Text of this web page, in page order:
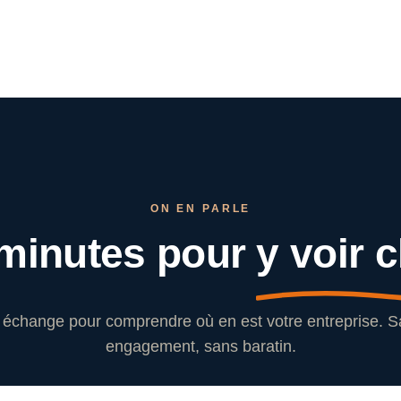
ON EN PARLE
poury voir
échange pour comprendre où en est votre entreprise.
engagement, sans baratin.